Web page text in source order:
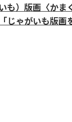
も）版画〈かま
じゃがいも版画